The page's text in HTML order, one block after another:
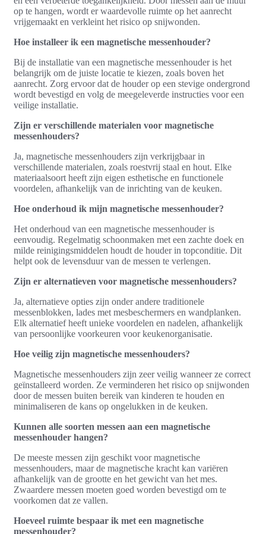
op te hangen, wordt er waardevolle ruimte op het aanrecht
vrijgemaakt en verkleint het risico op snijwonden.
Hoe installeer ik een magnetische messenhouder?
Bij de installatie van een magnetische messenhouder is het
belangrijk om de juiste locatie te kiezen, zoals boven het
aanrecht. Zorg ervoor dat de houder op een stevige ondergrond
wordt bevestigd en volg de meegeleverde instructies voor een
veilige installatie.
Zijn er verschillende materialen voor magnetische
messenhouders?
Ja, magnetische messenhouders zijn verkrijgbaar in
verschillende materialen, zoals roestvrij staal en hout. Elke
materiaalsoort heeft zijn eigen esthetische en functionele
voordelen, afhankelijk van de inrichting van de keuken.
Hoe onderhoud ik mijn magnetische messenhouder?
Het onderhoud van een magnetische messenhouder is
eenvoudig. Regelmatig schoonmaken met een zachte doek en
milde reinigingsmiddelen houdt de houder in topconditie. Dit
helpt ook de levensduur van de messen te verlengen.
Zijn er alternatieven voor magnetische messenhouders?
Ja, alternatieve opties zijn onder andere traditionele
messenblokken, lades met mesbeschermers en wandplanken.
Elk alternatief heeft unieke voordelen en nadelen, afhankelijk
van persoonlijke voorkeuren voor keukenorganisatie.
Hoe veilig zijn magnetische messenhouders?
Magnetische messenhouders zijn zeer veilig wanneer ze correct
geïnstalleerd worden. Ze verminderen het risico op snijwonden
door de messen buiten bereik van kinderen te houden en
minimaliseren de kans op ongelukken in de keuken.
Kunnen alle soorten messen aan een magnetische
messenhouder hangen?
De meeste messen zijn geschikt voor magnetische
messenhouders, maar de magnetische kracht kan variëren
afhankelijk van de grootte en het gewicht van het mes.
Zwaardere messen moeten goed worden bevestigd om te
voorkomen dat ze vallen.
Hoeveel ruimte bespaar ik met een magnetische
messenhouder?